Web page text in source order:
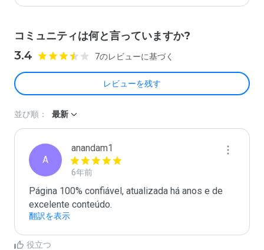
コミュニティは何と言っていますか?
3.4 7のレビューに基づく
レビューを残す
並び順： 最新
A
anandam1
6年前
Página 100% confiável, atualizada há anos e de
excelente conteúdo.
翻訳を表示
役立つ